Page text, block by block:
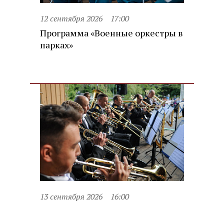
12 сентября 2026 17:00
Программа «Военные оркестры в
парках»
13 сентября 2026 16:00